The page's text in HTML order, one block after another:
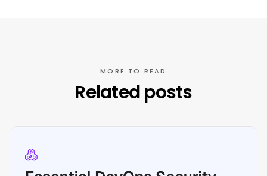
MORE TO READ
Related posts